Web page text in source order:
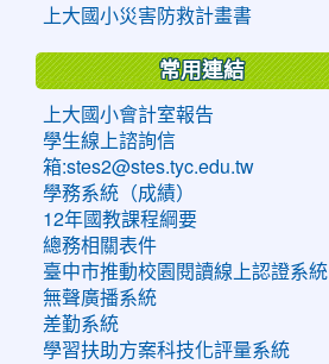
上大國小災害防救計畫書
常用連結
上大國小會計室報告
學生線上諮詢信
箱:stes2@stes.tyc.edu.tw
學務系統（成績）
12年國教課程綱要
總務相關表件
臺中市推動校園閱讀線上認證系統
無聲廣播系統
差勤系統
學習扶助方案科技化評量系統